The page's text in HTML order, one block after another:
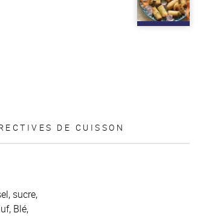
DE CUISSON
sucre,
Blé,